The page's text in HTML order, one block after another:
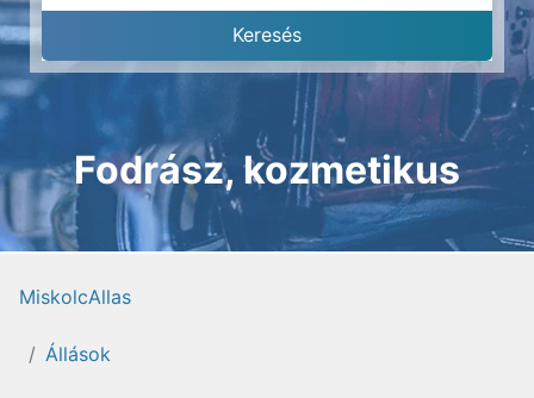
Fodrász, kozmetikus
MiskolcAllas
Állások